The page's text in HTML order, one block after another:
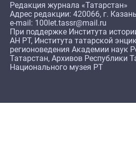
Редакция журнала «Татарстан»
Адрес редакции: 420066, г.
e-mail: 100let.tassr@mail.ru
При поддержке Института
АН РТ, Института татарской
регионоведения Академии наук
Татарстан, Архивов Республики
Национального музея РТ